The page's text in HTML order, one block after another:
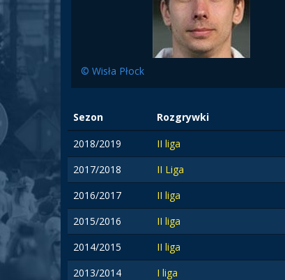
© Wisła Płock
Sezon Rozgrywki
2018/2019
II liga
2017/2018
II Liga
2016/2017
II liga
2015/2016
II liga
2014/2015
II liga
2013/2014
I liga